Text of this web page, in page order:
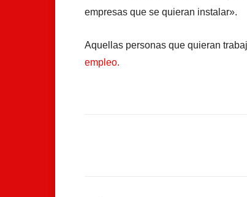
empresas que se quieran instalar».
Aquellas personas que quieran
empleo.